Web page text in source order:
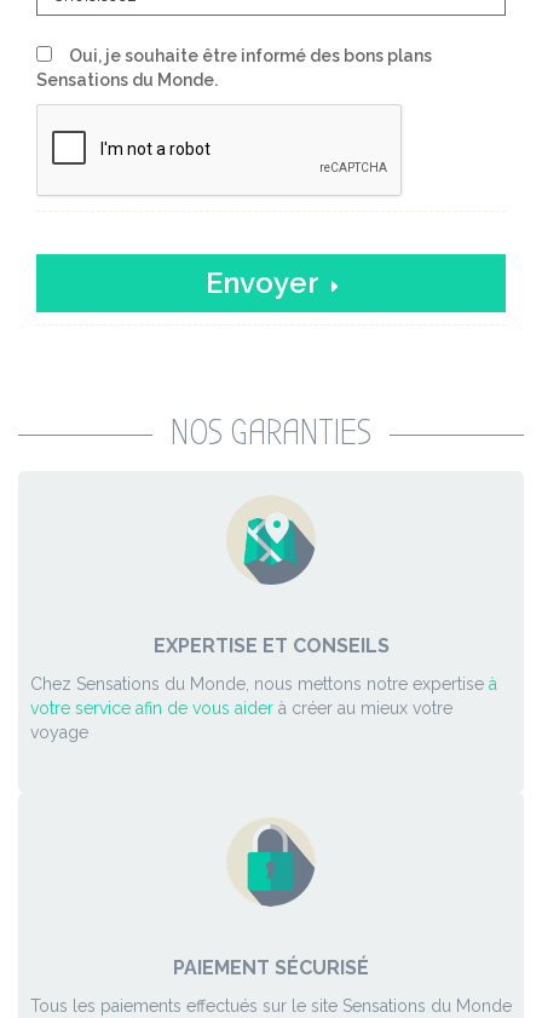
Oui, je souhaite être informé des bons plans
Sensations du Monde.
Envoyer
NOS GARANTIES
EXPERTISE ET CONSEILS
Chez Sensations du Monde, nous mettons notre expertise à
votre service afin de vous aider à créer au mieux votre
voyage
PAIEMENT SÉCURISÉ
Tous les paiements effectués sur le site Sensations du Monde